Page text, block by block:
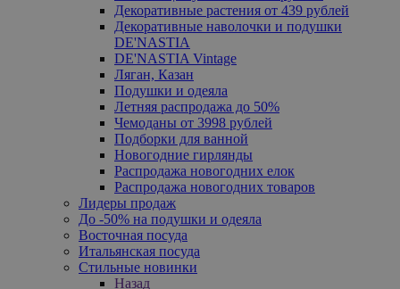
Декоративные растения от 439 рублей
Декоративные наволочки и подушки
DE'NASTIA
DE'NASTIA Vintage
Ляган, Казан
Подушки и одеяла
Летняя распродажа до 50%
Чемоданы от 3998 рублей
Подборки для ванной
Новогодние гирлянды
Распродажа новогодних елок
Распродажа новогодних товаров
Лидеры продаж
До -50% на подушки и одеяла
Восточная посуда
Итальянская посуда
Стильные новинки
Назад